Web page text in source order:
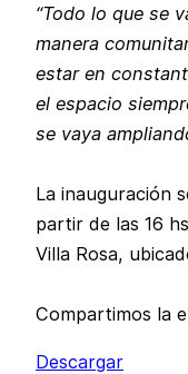
“Todo lo que se
manera
estar en
el espacio
se vaya
La inauguración
partir de las 16
Villa Rosa,
Compartimos la
Descargar